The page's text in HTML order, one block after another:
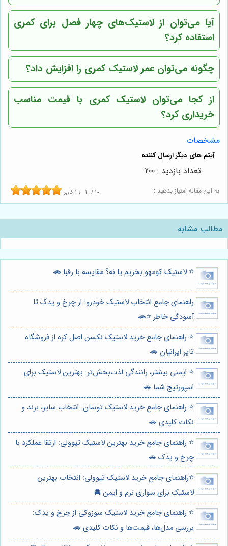
آیا می‌توان از لاستیک‌های چهار فصل برای کمری
استفاده کرد؟
چگونه می‌توان عمر لاستیک کمری را افزایش داد؟
از کجا می‌توان لاستیک کمری با قیمت مناسب
خریداری کرد؟
مشخصات
به این مقاله امتیاز بدهید : 10 / 10 از 1 کاربر
تعداد بازدید : 200
مطالب مشابه
⭐️ لاستیک کومهو بخریم یا نه؟ مقایسه با رقبا 🚗
راهنمای جامع انتخاب لاستیک خودرو: از چرخ و یدک تا
آسودگی خاطر ⭐️🚗
⭐️ راهنمای جامع خرید لاستیک نکسن اصل کره از فروشگاه
تایر ایرانیان 🚗
⭐️ ایمنی بیشتر، رانندگی لذت‌بخش‌تر: بهترین لاستیک برای
اسپورتیج شما 🚗
⭐️ راهنمای جامع خرید لاستیک توسان: انتخاب سایز، برند و
نکات کلیدی 🚗
⭐️ راهنمای جامع خرید بهترین لاستیک تیوولی: ارتقا عملکرد با
چرخ و یدک 🚗
⭐️راهنمای جامع خرید لاستیک تیوولی: انتخاب بهترین
لاستیک برای سواری نرم و ایمن 🚘
⭐️ راهنمای جامع خرید لاستیک سوزوکی از چرخ و یدک:
بررسی مدل‌ها، قیمت‌ها و نکات کلیدی 🚗